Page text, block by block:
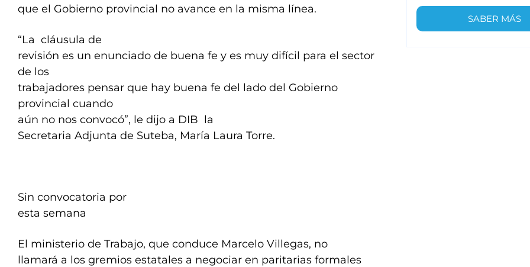
que el Gobierno provincial no avance en la misma línea.
“La cláusula de
revisión es un enunciado de buena fe y es muy difícil para el sector
de los
trabajadores pensar que hay buena fe del lado del Gobierno
provincial cuando
aún no nos convocó”, le dijo a DIB la
Secretaria Adjunta de Suteba, María Laura Torre.
Sin convocatoria por
esta semana
El ministerio de Trabajo, que conduce Marcelo Villegas, no
llamará a los gremios estatales a negociar en paritarias formales
SABER MÁS